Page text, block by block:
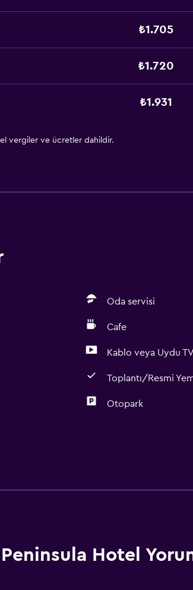
₺1.705
₺1.720
₺1.931
vergiler ve ücretler dahildir.
Oda servisi
Cafe
Kablo veya Uydu TV
Toplantı/Resmi
Otopark
Hotel